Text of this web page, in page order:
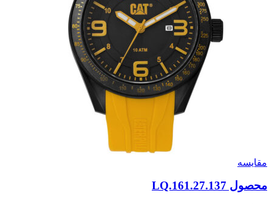
مقایسه
محصول LQ.161.27.137